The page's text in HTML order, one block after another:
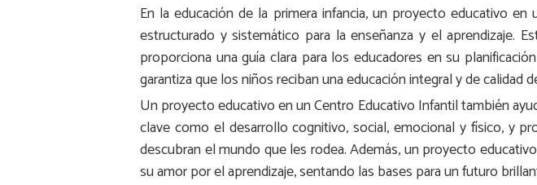
En la educación de la primera infancia, un proyecto educativo
estructurado y sistemático para la enseñanza y el aprendizaje.
proporciona una guía clara para los educadores en su
garantiza que los niños reciban una educación integral y de calidad
Un proyecto educativo en un Centro Educativo Infantil también
clave como el desarrollo cognitivo, social, emocional y físico, y
descubran el mundo que les rodea. Además, un proyecto
su amor por el aprendizaje, sentando las bases para un futuro